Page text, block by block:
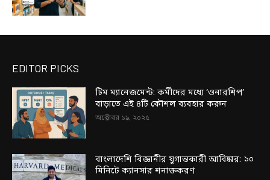
EDITOR PICKS
টিম ম্যানেজমেন্ট: কর্মীদের মধ্যে ‘ওনারশিপ’
বাড়াতে এই ৪টি কৌশল ব্যবহার করুন
অক্টোবর ১৯, ২০২৫
বাংলাদেশি বিজ্ঞানীর যুগান্তকারী আবিষ্কার: ১০
মিনিটে ক্যানসার শনাক্তকরণ